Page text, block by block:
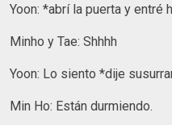
Yoon: *abrí la puerta y entré
Minho y Tae: Shhhh
Yoon: Lo siento *dije
Min Ho: Están durmiendo.